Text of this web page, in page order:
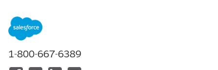
增强零售执行：
https://login.salesforce.com/packaging/installPackage.apexp?
贸易促进管理 (TPM ) :
https://login.salesforce.com/packaging/installPackage.apexp?
1-800-667-6389